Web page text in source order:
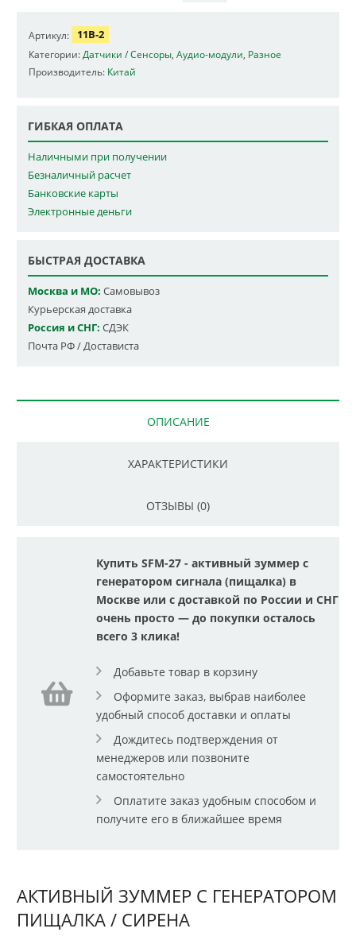
Артикул: 11B-2
Категории: Датчики / Сенсоры Аудио-модули Разное
Производитель: Китай
ГИБКАЯ ОПЛАТА
Наличными при получении
Безналичный расчет
Банковские карты
Электронные деньги
БЫСТРАЯ ДОСТАВКА
Москва и МО: Самовывоз
Курьерская доставка
Россия и СНГ: СДЭК
Почта РФ / Достависта
ОПИСАНИЕ
ХАРАКТЕРИСТИКИ
ОТЗЫВЫ (0)
Купить SFM-27 - активный зуммер с
генератором сигнала (пищалка) в
Москве или с доставкой по России и СНГ
очень просто — до покупки осталось
всего 3 клика!
Добавьте товар в корзину
Оформите заказ, выбрав наиболее
удобный способ доставки и оплаты
Дождитесь подтверждения от
менеджеров или позвоните
самостоятельно
Оплатите заказ удобным способом и
получите его в ближайшее время
АКТИВНЫЙ ЗУММЕР С ГЕНЕРАТОРОМ
ПИЩАЛКА / СИРЕНА